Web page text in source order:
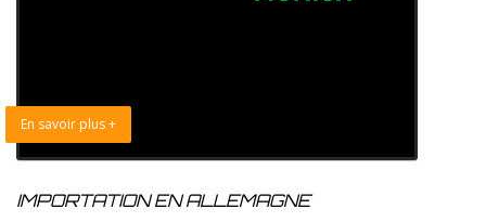
En savoir plus +
IMPORTATION EN ALLEMAGNE